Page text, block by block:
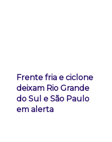
Frente fria e ciclone
deixam Rio Grande
do Sul e São Paulo
em alerta